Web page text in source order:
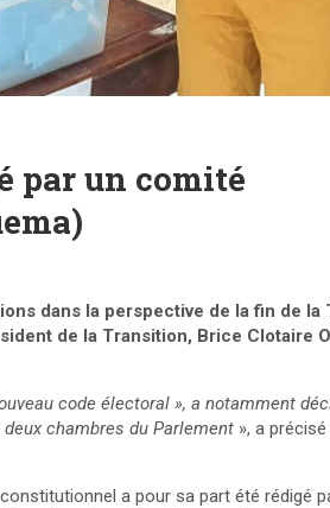
par un comité
dans la perspective de la fin de la
de la Transition, Brice Clotaire
code électoral », a notamment
chambres du Parlement », a
a pour sa part été rédigé